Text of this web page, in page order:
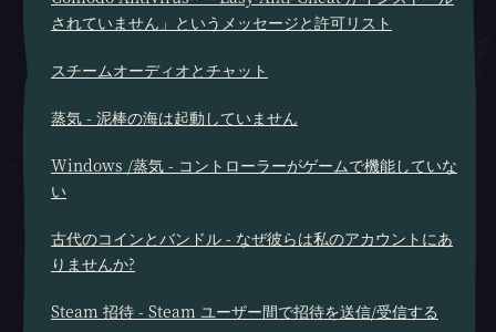
されていません」というメッセージと許可リスト
スチームオーディオとチャット
蒸気 - 泥棒の海は起動していません
Windows /蒸気 - コントローラーがゲームで機能していな
い
古代のコインとバンドル - なぜ彼らは私のアカウントにあ
りませんか?
Steam 招待 - Steam ユーザー間で招待を送信/受信する